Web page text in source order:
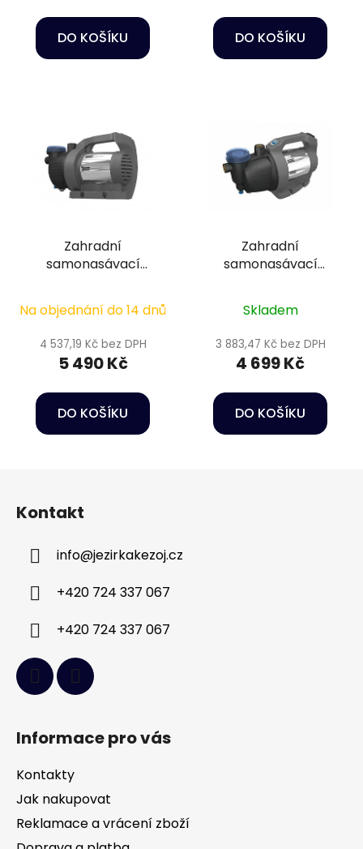
DO KOŠÍKU DO KOŠÍKU
Zahradní
samonasávací
Garden Automatic
3500
Na objednání do 14 dnů
4 537,19 Kč bez DPH
5 490 Kč
DO KOŠÍKU
Zahradní
samonasávací
Skladem
3 883,47 Kč bez DPH
4 699 Kč
DO KOŠÍKU
Kontakt
info@jezirkakezoj.cz
+420 724 337 067
+420 724 337 067
Informace pro vás
Kontakty
Jak nakupovat
Reklamace a vrácení zboží